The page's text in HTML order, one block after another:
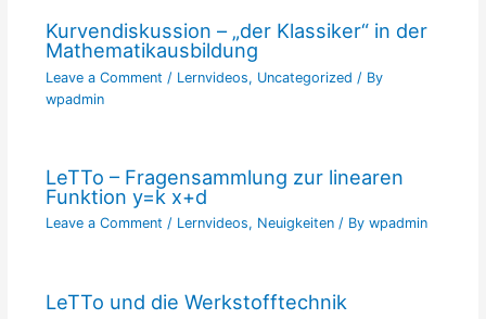
Kurvendiskussion – „der Klassiker“ in der
Mathematikausbildung
Leave a Comment / Lernvideos, Uncategorized / By
wpadmin
LeTTo – Fragensammlung zur linearen
Funktion y=k x+d
Leave a Comment / Lernvideos, Neuigkeiten/ By wpadmin
LeTTo und die Werkstofftechnik